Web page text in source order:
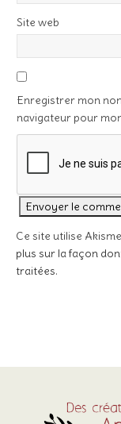
Site web
Enregistrer mon
navigateur pour
Ce site utilise
plus sur la façon
traitées.